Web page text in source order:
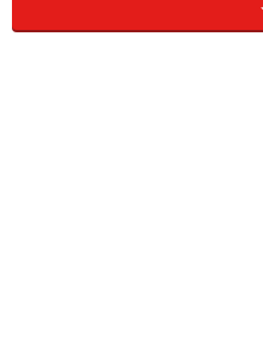
歩10分ほどで到着します